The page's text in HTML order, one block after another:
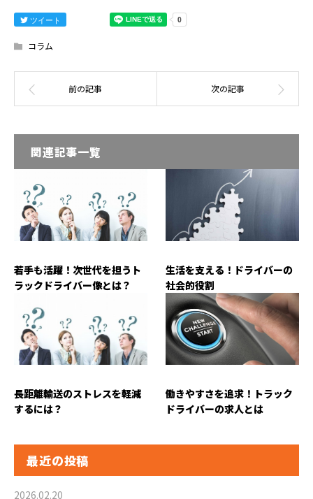
ツイート
コラム
関連記事一覧
若手も活躍！次世代を担うト
ラックドライバー像とは？
生活を支える！ドライバーの
社会的役割
長距離輸送のストレスを軽減
するには？
働きやすさを追求！トラック
ドライバーの求人とは
最近の投稿
2026.02.20